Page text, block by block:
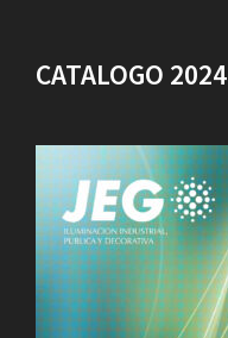
CATALOGO 2024